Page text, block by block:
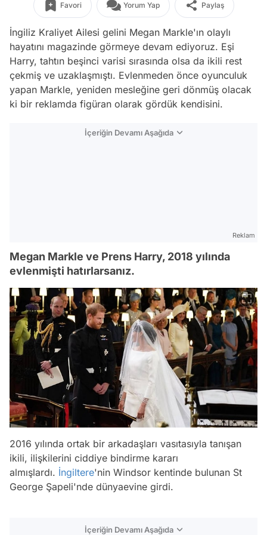
Favori Yorum Yap Paylaş
İngiliz Kraliyet Ailesi gelini Megan Markle'ın olaylı
hayatını magazinde görmeye devam ediyoruz. Eşi
Harry, tahtın beşinci varisi sırasında olsa da ikili rest
çekmiş ve uzaklaşmıştı. Evlenmeden önce oyunculuk
yapan Markle, yeniden mesleğine geri dönmüş olacak
ki bir reklamda figüran olarak gördük kendisini.
İçeriğin Devamı Aşağıda
Reklam
Megan Markle ve Prens Harry, 2018 yılında
evlenmişti hatırlarsanız.
2016 yılında ortak bir arkadaşları vasıtasıyla tanışan
ikili, ilişkilerini ciddiye bindirme kararı
almışlardı. İngiltere'nin Windsor kentinde bulunan St
George Şapeli'nde dünyaevine girdi.
İçeriğin Devamı Aşağıda